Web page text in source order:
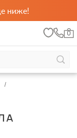
ниже!
0